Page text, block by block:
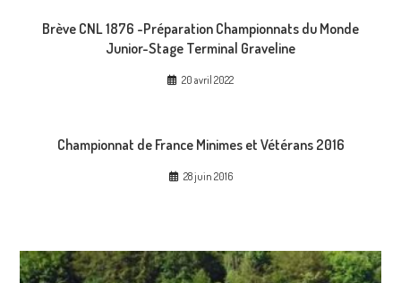
Brève CNL 1876 -Préparation Championnats du Monde
Junior-Stage Terminal Graveline
20 avril 2022
Championnat de France Minimes et Vétérans 2016
28 juin 2016